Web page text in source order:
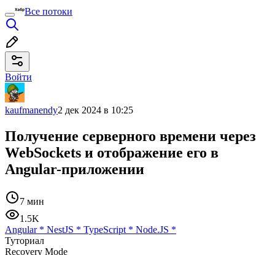
Все потоки
Войти
kaufmanendy2 дек 2024 в 10:25
Получение серверного времени через
WebSockets и отображение его в
Angular-приложении
7 мин
1.5K
Angular* NestJS * TypeScript * Node.JS *
Туториал
Recovery Mode